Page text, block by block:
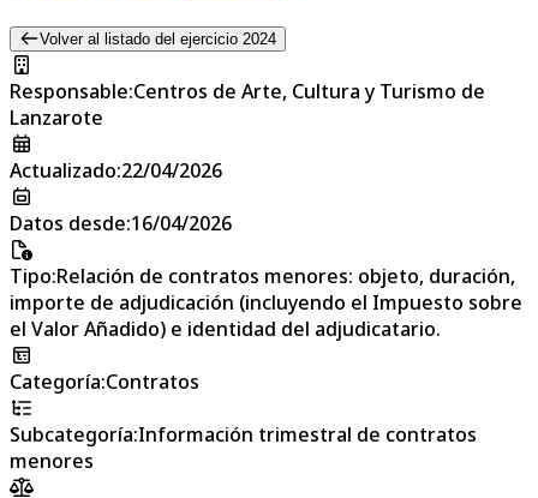
Volver al listado del ejercicio 2024
Responsable:Centros de Arte, Cultura y Turismo de
Lanzarote
Actualizado:22/04/2026
Datos desde:16/04/2026
Tipo:Relación de contratos menores: objeto, duración,
importe de adjudicación (incluyendo el Impuesto sobre
el Valor Añadido) e identidad del adjudicatario.
Categoría:Contratos
Subcategoría:Información trimestral de contratos
menores